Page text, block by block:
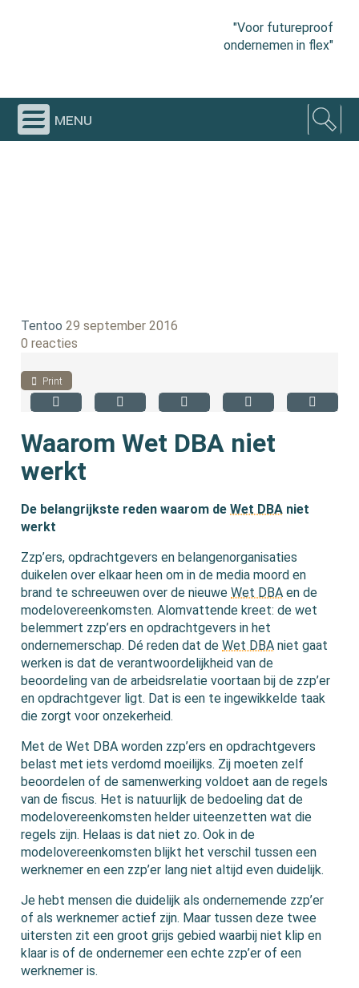
"Voor futureproof
ondernemen in flex"
menu
Tentoo 29 september 2016
0 reacties
Print
Waarom Wet DBA niet
werkt
De belangrijkste reden waarom deWet DBA niet
werkt
Zzp’ers, opdrachtgevers en belangenorganisaties
duikelen over elkaar heen om in de media moord en
brand te schreeuwen over de nieuweWet DBA en de
modelovereenkomsten. Alomvattende kreet: de wet
belemmert zzp’ers en opdrachtgevers in het
ondernemerschap. Dé reden dat deWet DBA niet gaat
werken is dat de verantwoordelijkheid van de
beoordeling van de arbeidsrelatie voortaan bij de zzp’er
en opdrachtgever ligt. Dat is een te ingewikkelde taak
die zorgt voor onzekerheid.
Met de Wet DBA worden zzp’ers en opdrachtgevers
belast met iets verdomd moeilijks. Zij moeten zelf
beoordelen of de samenwerking voldoet aan de regels
van de fiscus. Het is natuurlijk de bedoeling dat de
modelovereenkomsten helder uiteenzetten wat die
regels zijn. Helaas is dat niet zo. Ook in de
modelovereenkomsten blijkt het verschil tussen een
werknemer en een zzp’er lang niet altijd even duidelijk.
Je hebt mensen die duidelijk als ondernemende zzp’er
of als werknemer actief zijn. Maar tussen deze twee
uitersten zit een groot grijs gebied waarbij niet klip en
klaar is of de ondernemer een echte zzp’er of een
werknemer is.